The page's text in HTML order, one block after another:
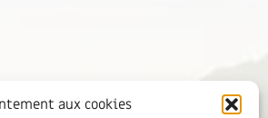
aux cookies